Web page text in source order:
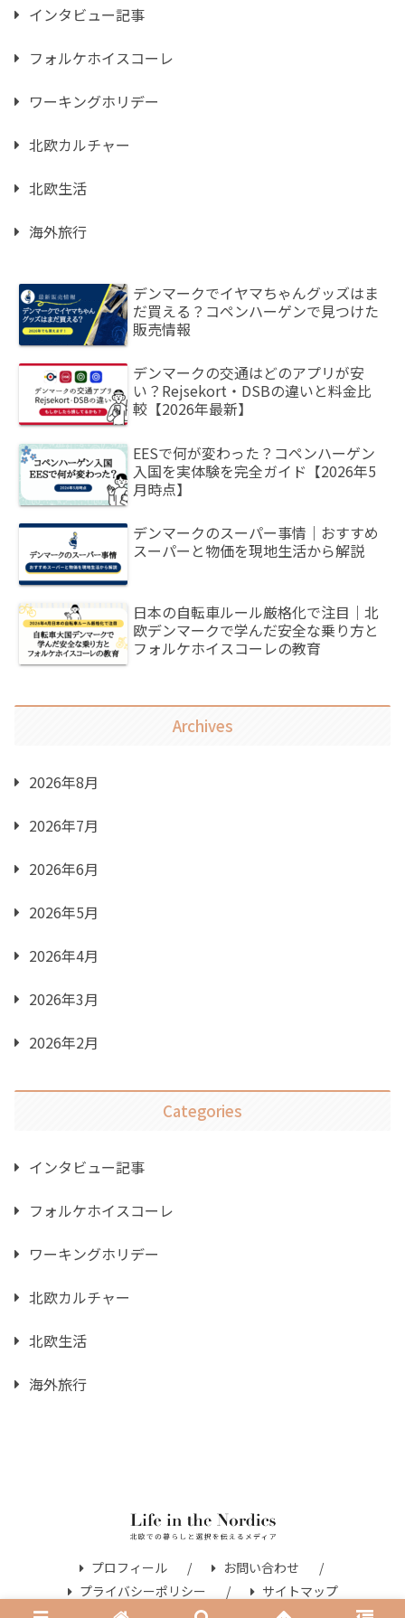
インタビュー記事
フォルケホイスコーレ
ワーキングホリデー
北欧カルチャー
北欧生活
海外旅行
デンマークでイヤマちゃんグッズはま
だ買える？コペンハーゲンで見つけた
販売情報
デンマークの交通はどのアプリが安
い？Rejsekort・DSBの違いと料金比
較【2026年最新】
EESで何が変わった？コペンハーゲン
入国を実体験を完全ガイド【2026年5
月時点】
デンマークのスーパー事情｜おすすめ
スーパーと物価を現地生活から解説
日本の自転車ルール厳格化で注目｜北
欧デンマークで学んだ安全な乗り方と
フォルケホイスコーレの教育
Archives
2026年8月
2026年7月
2026年6月
2026年5月
2026年4月
2026年3月
2026年2月
Categories
インタビュー記事
フォルケホイスコーレ
ワーキングホリデー
北欧カルチャー
北欧生活
海外旅行
プロフィール
お問い合わせ
プライバシーポリシー
サイトマップ